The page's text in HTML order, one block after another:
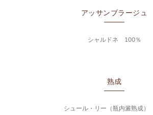
アッサンブラージュ
シャルドネ 100％
熟成
シュール・リー（瓶内澱熟成